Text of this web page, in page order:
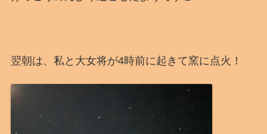
翌朝は、私と大女将が4時前に起きて窯に点火！